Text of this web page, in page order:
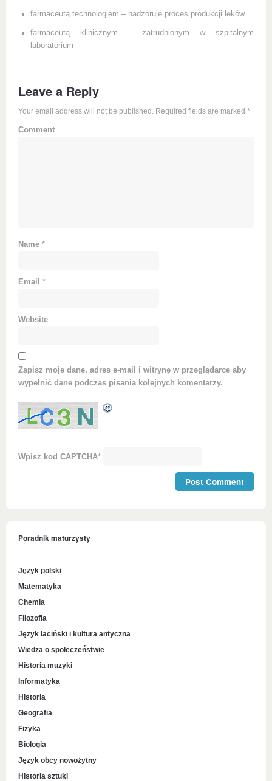
farmaceutą technologiem – nadzoruje proces produkcji leków
farmaceutą klinicznym – zatrudnionym w szpitalnym
laboratorium
Leave a Reply
Your email address will not be published. Required fields are marked *
Comment
Name *
Email *
Website
Zapisz moje dane, adres e-mail i witrynę w przeglądarce aby
wypełnić dane podczas pisania kolejnych komentarzy.
Wpisz kod CAPTCHA*
Poradnik maturzysty
Język polski
Matematyka
Chemia
Filozofia
Język łaciński i kultura antyczna
Wiedza o społeczeństwie
Historia muzyki
Informatyka
Historia
Geografia
Fizyka
Biologia
Język obcy nowożytny
Historia sztuki